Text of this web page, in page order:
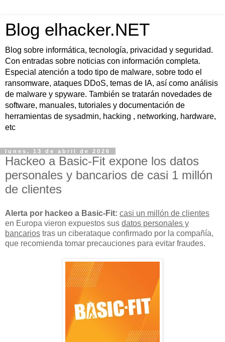
Blog elhacker.NET
Blog sobre informática, tecnología, privacidad y seguridad.
Con entradas sobre noticias con información completa.
Especial atención a todo tipo de malware, sobre todo el
ransomware, ataques DDoS, temas de IA, así como análisis
de malware y spyware. También se tratarán novedades de
software, manuales, tutoriales y documentación de
herramientas de sysadmin, hacking , networking, hardware,
etc
lunes, 13 de abril de 2026
Hackeo a Basic-Fit expone los datos
personales y bancarios de casi 1 millón
de clientes
Alerta por hackeo a Basic-Fit: casi un millón de clientes
en Europa vieron expuestos sus datos personales y
bancarios tras un ciberataque confirmado por la compañía,
que recomienda tomar precauciones para evitar fraudes.